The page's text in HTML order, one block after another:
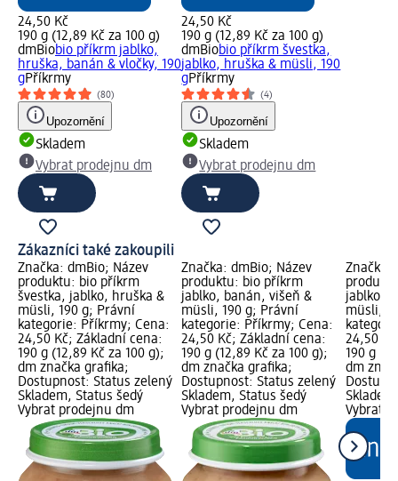
24,50 Kč
190 g (12,89 Kč za 100 g)
dmBiobio příkrm jablko,
hruška, banán & vločky, 190
gPříkrmy
(80)
Upozornění
Skladem
Vybrat prodejnu dm
24,50 Kč
190 g (12,89 Kč za 100 g)
dmBiobio příkrm švestka,
jablko, hruška & müsli, 190
gPříkrmy
(4)
Upozornění
Skladem
Vybrat prodejnu dm
Zákazníci také zakoupili
Značka: dmBio; Název
produktu: bio příkrm
švestka, jablko, hruška &
müsli, 190 g; Právní
kategorie: Příkrmy; Cena:
24,50 Kč; Základní cena:
190 g (12,89 Kč za 100 g);
dm značka grafika;
Dostupnost: Status zelený
Skladem, Status šedý
Vybrat prodejnu dm
Značka: dmBio; Název
produktu: bio příkrm
jablko, banán, višeň &
müsli, 190 g; Právní
kategorie: Příkrmy; Cena:
24,50 Kč; Základní cena:
190 g (12,89 Kč za 100 g);
dm značka grafika;
Dostupnost: Status zelený
Skladem, Status šedý
Vybrat prodejnu dm
Značka:
jablko,
müsli,
24,50
190 g
dm
Vybrat